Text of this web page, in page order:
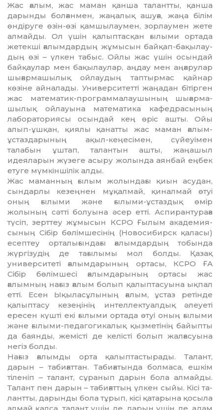
Жас ғалым, жас маман қанша талантты, қанша
дарынды болғанмен, жаңалық ашу­ға, жаңа білім
өндіруге өзін-өзі қам­шы­лаумен, зорлаумен жете
алмайды. Ол үшін қалыптасқан ғылыми ортада
жетекші ға­лымдардың жұмысын байқап-бақы­лау­
дың өзі – үлкен табыс. Ойлы жас үшін осын­дай
байқаулар мен бақылаулар, аң­дау мен аңғарулар
шығармашылық ой­лаудың таптырмас қайнар
көзіне айналады. Университетті жаңадан бітірген
жас ма­тематик-программалаушының шығар­ма­
шылық ойлауына математика кафедра­сы­ның
лабораториясы осындай кең өріс ашты. Ойы
алып-ұшқан, қиялы қанатты жас маман ғалым-
ұстаздарының ақыл-кеңе­сімен, сүйеуімен
талабын ұштап, та­лантын ашты, жаңашыл
идеяларын жү­зеге асыру жолында аянбай еңбек
етуге мүм­кіншілік алды.
Жас маманның ғылым жолындағы қиын асудан,
сындарлы кезеңнен мұқал­май, қиналмай өтуі
оның ғылыми және ғы­лыми-ұстаздық өмір
жолының сәтті бол­уына әсер етті. Аспирантураға
түсіп, зерт­теу жұмысын КСРО Ғылым акаде­мия­
сының Сібір бөлімшесінің (Новосибирск қа­ласы)
есептеу орталығындағы ғалым­дар­дың тобында
жүргізудің де тағылымы мол болды. Қазақ
университеті ғалым­да­ры­ның ортасы, КСРО ҒА
Сібір бөлімшесі ға­лымдарының ортасы жас
ғалымның на­ғыз ғалым болып қалыптасуына ықпал
етті. Есен Ықыласұлының ғалым, ұстаз ре­тінде
қалыптасу кезеңінің интел­лек­туал­дық әлеуеті
ересен күшті екі ғылыми ор­тада өтуі оның ғылыми
және ғылыми-пе­дагогикалық қызметінің байыпты
да баян­ды, жемісті де келісті болып жал­ғасуы­на
негіз болды.
Нағыз ғалымды орта қалыптастыра­ды. Талант,
дарын – табиғаттан. Таби­ға­тын­да болмаса, ешкім
тіленіп – талант, сұ­ранып дарын бола алмайды.
Талант пен да­рын – табиғаттың үлкен сыйы. Кісі та­
лант­ты, дарынды бола тұрып, кісі қата­ры­на қосыла